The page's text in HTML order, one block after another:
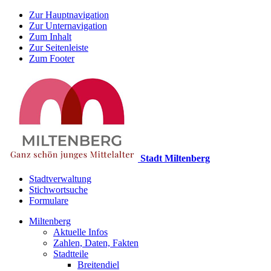
Zur Hauptnavigation
Zur Unternavigation
Zum Inhalt
Zur Seitenleiste
Zum Footer
Stadt Miltenberg
Stadtverwaltung
Stichwortsuche
Formulare
Miltenberg
Aktuelle Infos
Zahlen, Daten, Fakten
Stadtteile
Breitendiel